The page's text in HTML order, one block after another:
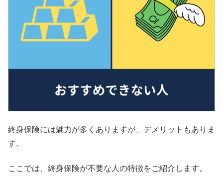
終身保険には魅力が多くありますが、デメリットもありま
す。
ここでは、終身保険が不要な人の特徴をご紹介します。